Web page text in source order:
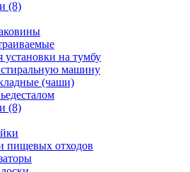
(8)
установки на тумбу
машину
(чаши)
(8)
пищевых отходов